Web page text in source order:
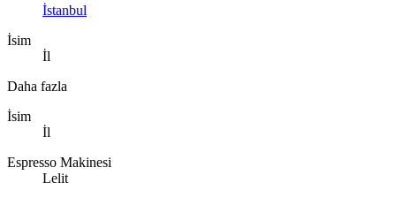
İstanbul
İsim
İl
Daha fazla
İsim
İl
Espresso Makinesi
Lelit